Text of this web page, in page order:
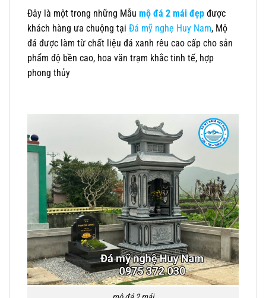
Đây là một trong những Mẫu mộ đá 2 mái đẹp được
khách hàng ưa chuộng tại Đá mỹ nghẹ Huy Nam, Mộ
đá được làm từ chất liệu đá xanh rêu cao cấp cho sản
phẩm độ bền cao, hoa văn trạm khắc tinh tế, hợp
phong thủy